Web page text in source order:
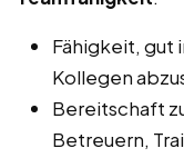
Fähigkeit, gut
Kollegen
Bereitschaft
Betreuern,